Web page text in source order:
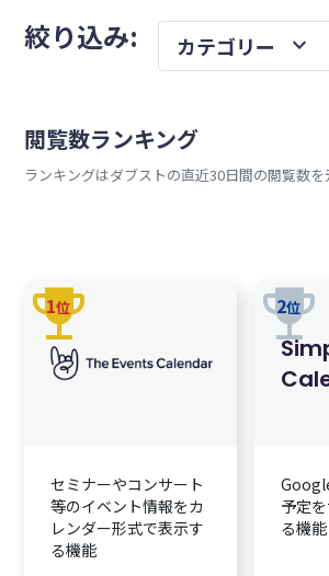
を
メ
サ
イ
ド
絞り込み: カテゴリー expand_more
閲覧数ランキング
ランキングはダブストの直近30日間の閲覧数を
trophy
1位
セミナーやコンサート
等のイベント情報をカ
レンダー形式で表示す
る機能
trophy
2位
予定
る機能